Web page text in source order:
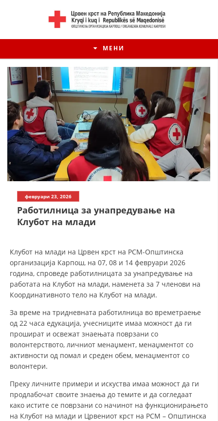
МЕНИ
СТРАТЕГИИ
БРОШУРИ
ПРЕЗЕНТАЦИИ
февруари 23, 2026
Работилница за унапредување на
Клубот на млади
Клубот на млади на Црвен крст на РСМ-Општинска
организација Карпош, на 07, 08 и 14 февруари 2026
година, спроведе работилницата за унапредување на
работата на Клубот на млади, наменета за 7 членови на
Координативното тело на Клубот на млади.
За време на тридневната работилница во времетраење
од 22 часa едукација, учесниците имаа можност да ги
прошират и освежат знаењата поврзани со
волонтерството, личниот менаџмент, менаџментот со
активности од помал и среден обем, менаџментот со
волонтери.
Преку личните примери и искуства имаа можност да ги
продлабочат своите знаења до темите и да согледаат
како истите се поврзани со начинот на функционирањето
на Клубот на млади и Црвениот крст на РСМ – Општинска